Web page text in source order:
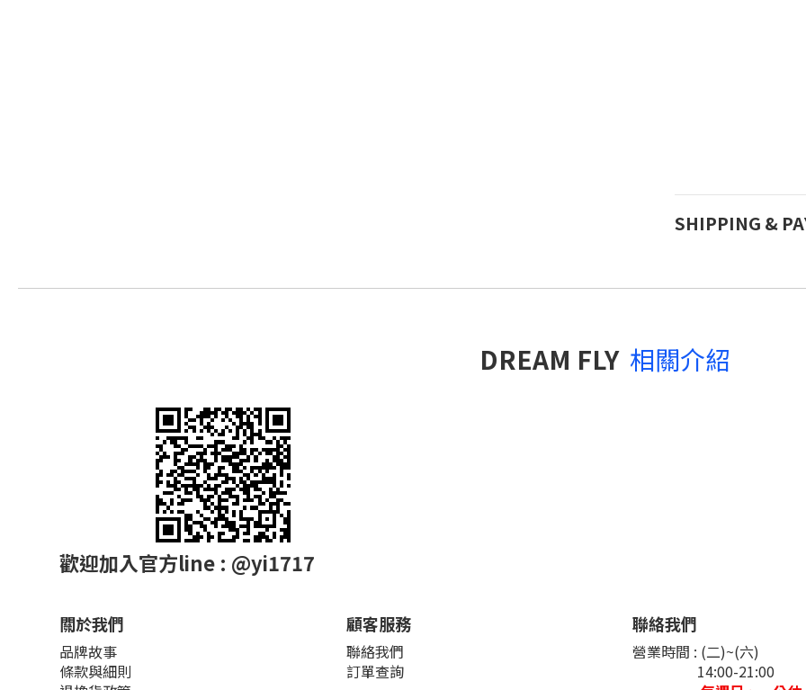
SHIPPING &
DREAM FLY 相關介紹
歡迎加入官方line : @yi1717
關於我們
品牌故事
條款與細則
顧客服務
聯絡我們
訂單查詢
聯絡我們
營業時間 : (二)~(六)
14:00-21:00